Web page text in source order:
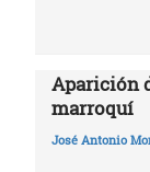
Aparición
marroquí
José Antonio